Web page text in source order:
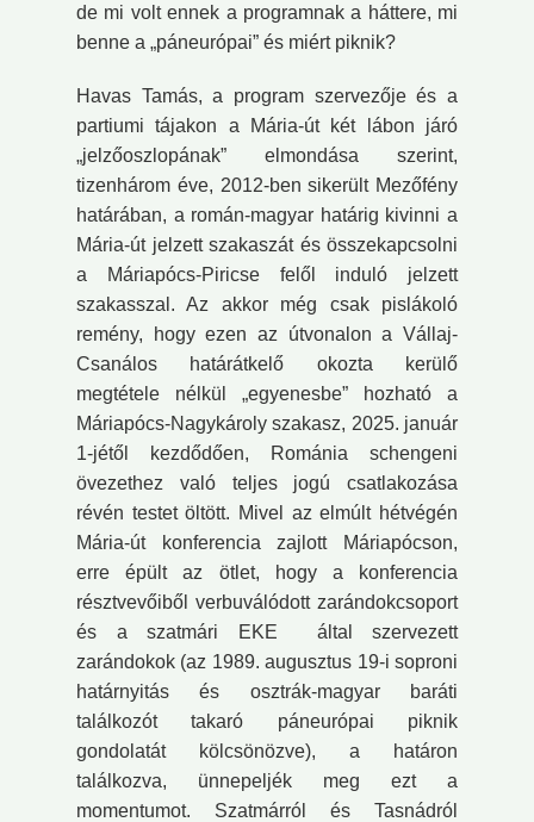
de mi volt ennek a programnak a háttere, mi
benne a „páneurópai” és miért piknik?
Havas Tamás, a program szervezője és a
partiumi tájakon a Mária-út két lábon járó
„jelzőoszlopának” elmondása szerint,
tizenhárom éve, 2012-ben sikerült Mezőfény
határában, a román-magyar határig kivinni a
Mária-út jelzett szakaszát és összekapcsolni
a Máriapócs-Piricse felől induló jelzett
szakasszal. Az akkor még csak pislákoló
remény, hogy ezen az útvonalon a Vállaj-
Csanálos határátkelő okozta kerülő
megtétele nélkül „egyenesbe” hozható a
Máriapócs-Nagykároly szakasz, 2025. január
1-jétől kezdődően, Románia schengeni
övezethez való teljes jogú csatlakozása
révén testet öltött. Mivel az elmúlt hétvégén
Mária-út konferencia zajlott Máriapócson,
erre épült az ötlet, hogy a konferencia
résztvevőiből verbuválódott zarándokcsoport
és a szatmári EKE által szervezett
zarándokok (az 1989. augusztus 19-i soproni
határnyitás és osztrák-magyar baráti
találkozót takaró páneurópai piknik
gondolatát kölcsönözve), a határon
találkozva, ünnepeljék meg ezt a
momentumot. Szatmárról és Tasnádról